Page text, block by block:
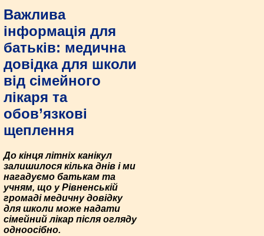
Важлива
інформація для
батьків: медична
довідка для школи
від сімейного
лікаря та
обов’язкові
щеплення
До кінця літніх канікул
залишилося кілька днів і ми
нагадуємо батькам та
учням, що у Рівненській
громаді медичну довідку
для школи може надати
сімейний лікар після огляду
одноосібно.